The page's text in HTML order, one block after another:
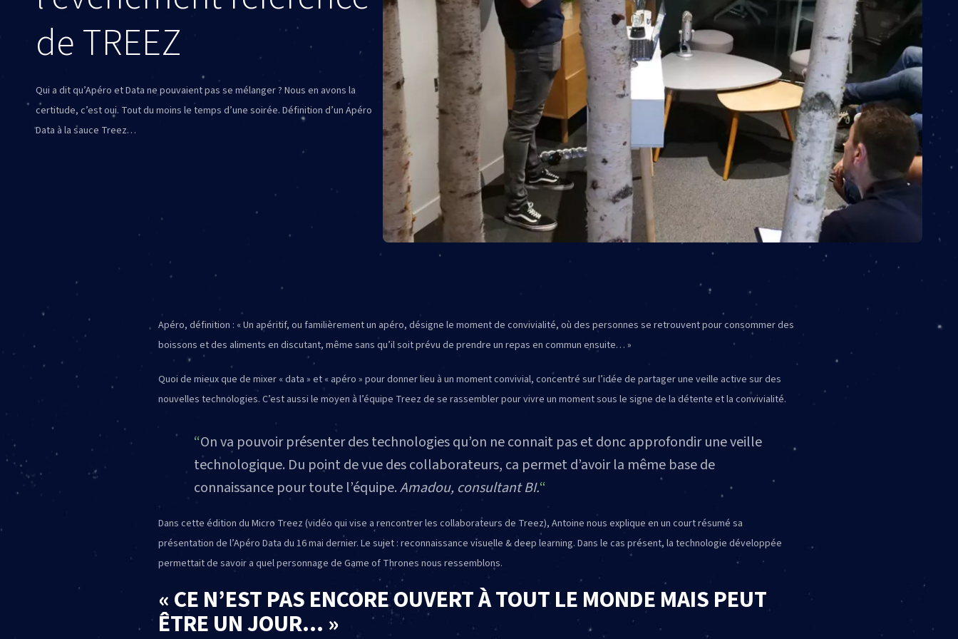
de TREEZ
Qui a dit qu’Apéro et Data ne pouvaient pas se mélanger ? Nous en avons la
certitude, c’est oui. Tout du moins le temps d’une soirée. Définition d’un Apéro
Data à la sauce Treez…
Apéro, définition : « Un apéritif, ou familièrement un apéro, désigne le moment de convivialité, où des personnes se retrouvent pour consommer des
boissons et des aliments en discutant, même sans qu’il soit prévu de prendre un repas en commun ensuite… »
Quoi de mieux que de mixer « data » et « apéro » pour donner lieu à un moment convivial, concentré sur l’idée de partager une veille active sur des
nouvelles technologies. C’est aussi le moyen à l’équipe Treez de se rassembler pour vivre un moment sous le signe de la détente et la convivialité.
On va pouvoir présenter des technologies qu’on ne connait pas et donc approfondir une veille
technologique. Du point de vue des collaborateurs, ca permet d’avoir la même base de
connaissance pour toute l’équipe.Amadou, consultant BI.
Dans cette édition du Micro Treez (vidéo qui vise a rencontrer les collaborateurs de Treez), Antoine nous explique en un court résumé sa
présentation de l’Apéro Data du 16 mai dernier. Le sujet : reconnaissance visuelle & deep learning. Dans le cas présent, la technologie développée
permettait de savoir a quel personnage de Game of Thrones nous ressemblons.
« CE N’EST PAS ENCORE OUVERT À TOUT LE MONDE MAIS PEUT
ÊTRE UN JOUR… »